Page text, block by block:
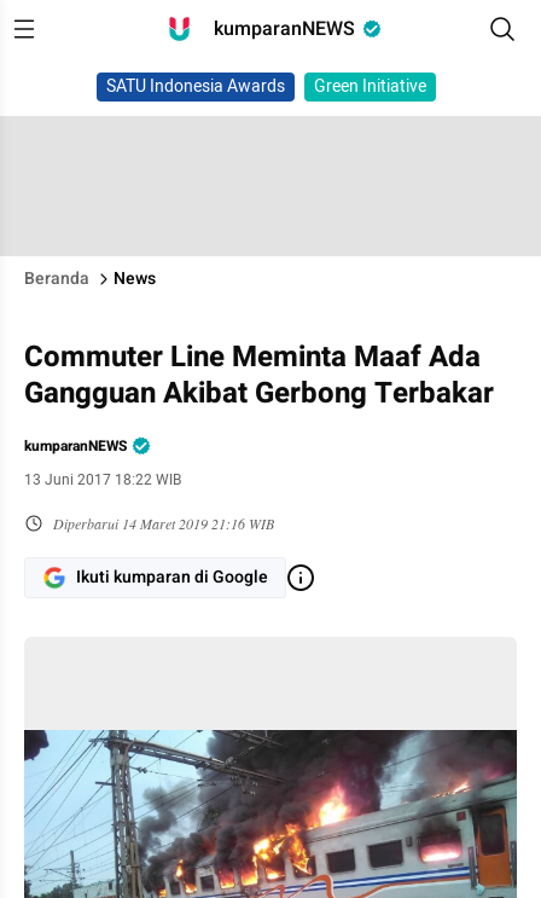
kumparanNEWS
SATU Indonesia Awards Green Initiative
Beranda News
Commuter Line Meminta Maaf Ada
Gangguan Akibat Gerbong Terbakar
kumparanNEWS
13 Juni 2017 18:22 WIB
Diperbarui 14 Maret 2019 21:16 WIB
Ikuti kumparan di Google